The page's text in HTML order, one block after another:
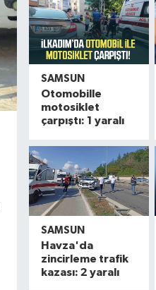
SAMSUN
Otomobille
motosiklet
çarpıştı: 1 yaralı
SAMSUN
Havza'da
zincirleme trafik
kazası: 2 yaralı